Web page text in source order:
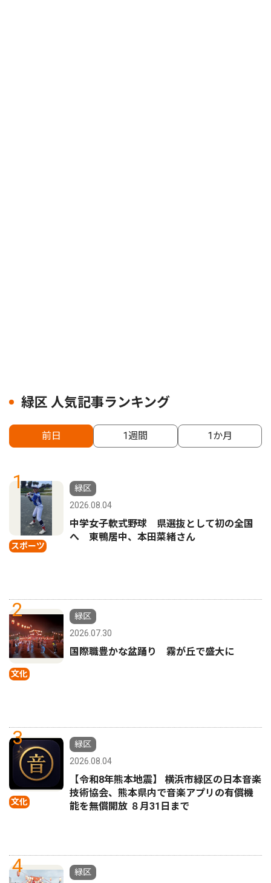
緑区 人気記事ランキング
前日 1週間 1か月
1
スポーツ
緑区
2026.08.04
中学女子軟式野球 県選抜として初の全国
へ 東鴨居中、本田菜緒さん
2
文化
緑区
2026.07.30
国際職豊かな盆踊り 霧が丘で盛大に
3
文化
緑区
2026.08.04
【令和8年熊本地震】 横浜市緑区の日本音楽
技術協会、熊本県内で音楽アプリの有償機
能を無償開放 ８月31日まで
4
緑区